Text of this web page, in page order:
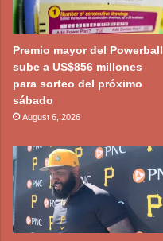
Premio mayor del Powerball
sube a US$856 millones
para sorteo del próximo
sábado
August 6, 2026